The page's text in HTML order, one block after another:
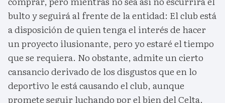
bulto y seguirá al frente de la entidad: El club está
a disposición de quien tenga el interés de hacer
un proyecto ilusionante, pero yo estaré el tiempo
que se requiera. No obstante, admite un cierto
cansancio derivado de los disgustos que en lo
deportivo le está causando el club, aunque
promete seguir luchando por el bien del Celta.